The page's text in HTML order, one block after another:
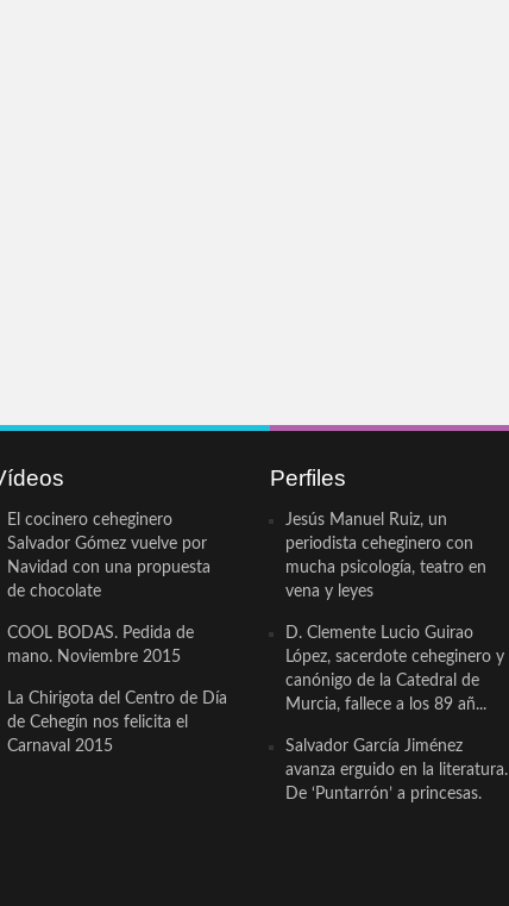
El cocinero ceheginero
Salvador Gómez vuelve por
Navidad con una propuesta
de chocolate
COOL BODAS. Pedida de
mano. Noviembre 2015
La Chirigota del Centro de Día
de Cehegín nos felicita el
Carnaval 2015
Perfiles
Jesús Manuel Ruiz, un
periodista ceheginero con
mucha psicología, teatro en
vena y leyes
D. Clemente Lucio Guirao
López, sacerdote ceheginero y
canónigo de la Catedral de
Murcia, fallece a los 89 añ...
Salvador García Jiménez
avanza erguido en la literatura.
De ‘Puntarrón’ a princesas.